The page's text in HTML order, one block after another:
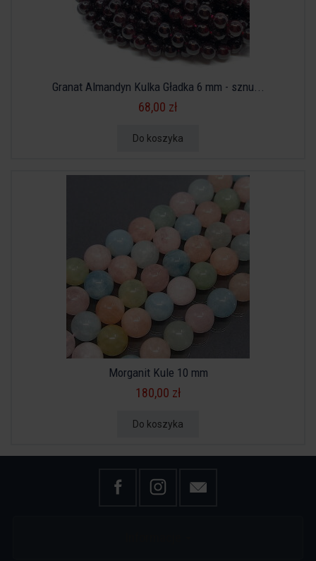
Granat Almandyn Kulka Gładka 6 mm - sznu...
68,00 zł
Do koszyka
Morganit Kule 10 mm
180,00 zł
Do koszyka